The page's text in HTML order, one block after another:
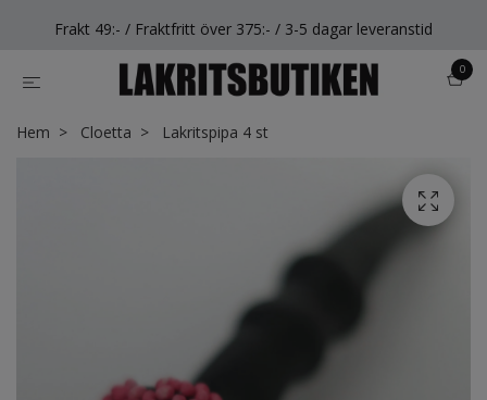
Frakt 49:- / Fraktfritt över 375:- / 3-5 dagar leveranstid
0
Hem Cloetta Lakritspipa 4 st